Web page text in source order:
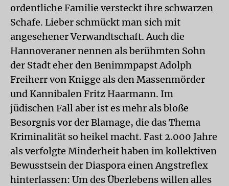
ordentliche Familie versteckt ihre schwarzen
Schafe. Lieber schmückt man sich mit
angesehener Verwandtschaft. Auch die
Hannoveraner nennen als berühmten Sohn
der Stadt eher den Benimmpapst Adolph
Freiherr von Knigge als den Massenmörder
und Kannibalen Fritz Haarmann. Im
jüdischen Fall aber ist es mehr als bloße
Besorgnis vor der Blamage, die das Thema
Kriminalität so heikel macht. Fast 2.000 Jahre
als verfolgte Minderheit haben im kollektiven
Bewusstsein der Diaspora einen Angstreflex
hinterlassen: Um des Überlebens willen alles